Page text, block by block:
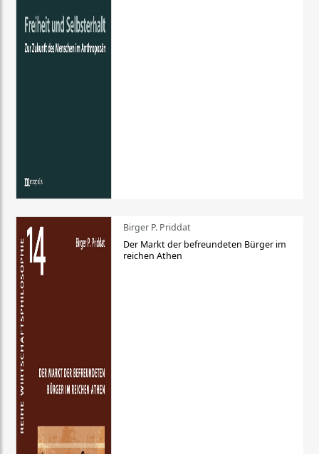
Birger P. Priddat
Der Markt der befreundeten Bürger im
reichen Athen